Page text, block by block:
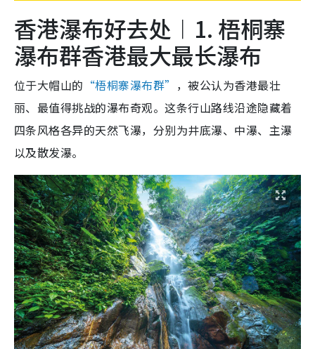
香港瀑布好去处︱1. 梧桐寨
瀑布群香港最大最长瀑布
位于大帽山的 “梧桐寨瀑布群” ，被公认为香港最壮
丽、最值得挑战的瀑布奇观。这条行山路线沿途隐藏着
四条风格各异的天然飞瀑，分别为井底瀑、中瀑、主瀑
以及散发瀑。